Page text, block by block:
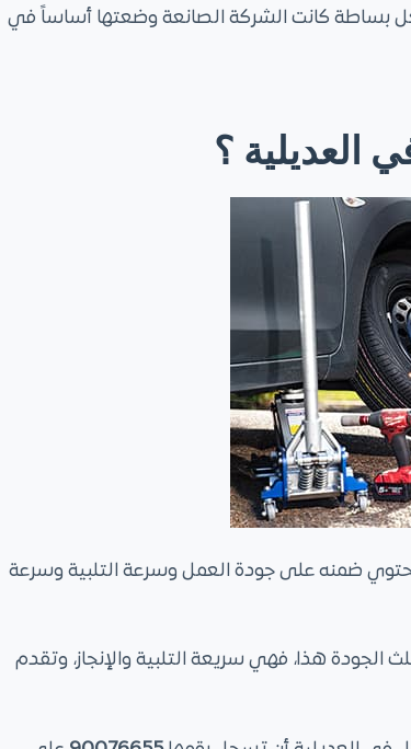
بكل بساطة كانت الشركة الصانعة وضعتها أساساً في
العديلية ؟
ضمنه على جودة العمل وسرعة التلبية وسرعة
الجودة هذا، فهي سريعة التلبية والإنجاز، وتقدم